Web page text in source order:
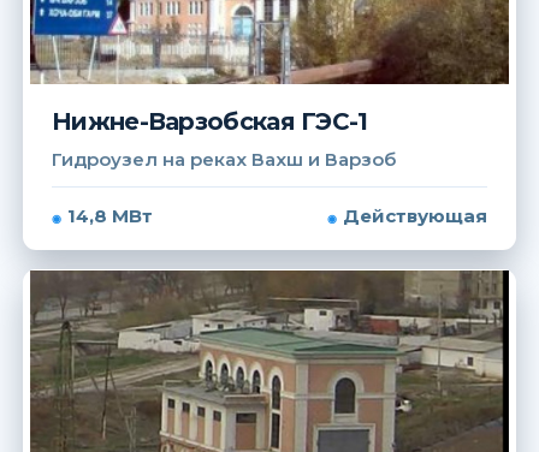
Нижне-Варзобская ГЭС-1
Гидроузел на реках Вахш и Варзоб
14,8 МВт Действующая